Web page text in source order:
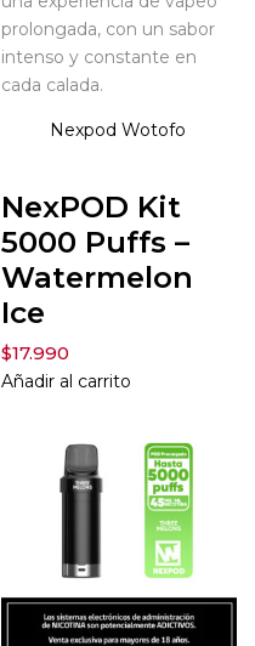
prolongada, con un sabor
intenso y constante en
cada calada.
Nexpod Wotofo
NexPOD Kit
5000 Puffs –
Watermelon
Ice
$17.990
Añadir al carrito